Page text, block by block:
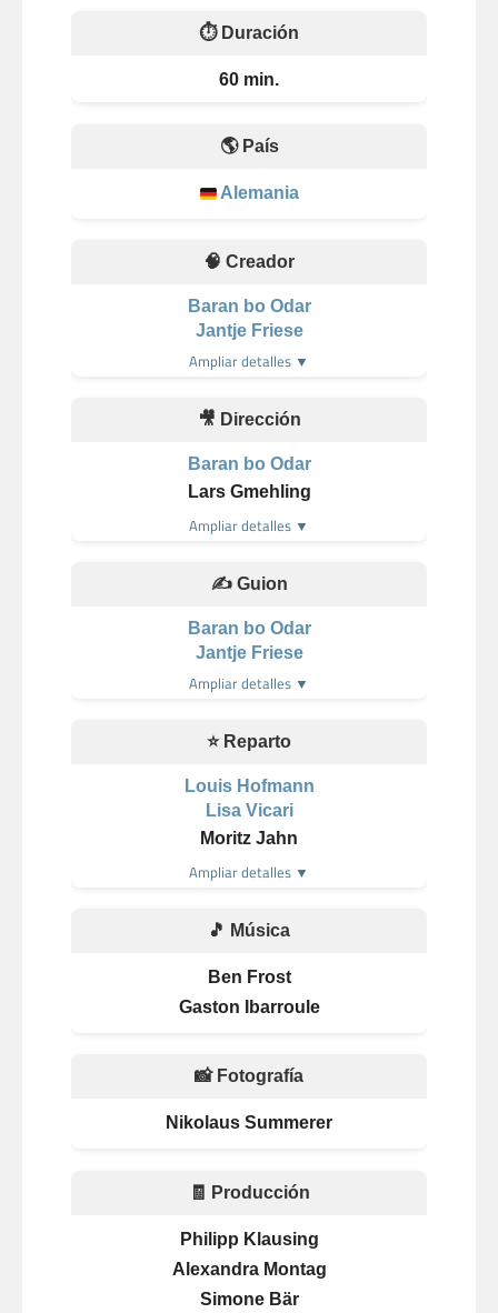
⏱️ Duración
60 min.
🌎 País
Alemania
🧠 Creador
Baran bo Odar
Jantje Friese
Ampliar detalles ▼
🎥 Dirección
Baran bo Odar
Lars Gmehling
Ampliar detalles ▼
✍️ Guion
Baran bo Odar
Jantje Friese
Ampliar detalles ▼
⭐ Reparto
Louis Hofmann
Lisa Vicari
Moritz Jahn
Ampliar detalles ▼
🎵 Música
Ben Frost
Gaston Ibarroule
📸 Fotografía
Nikolaus Summerer
🧾 Producción
Philipp Klausing
Alexandra Montag
Simone Bär